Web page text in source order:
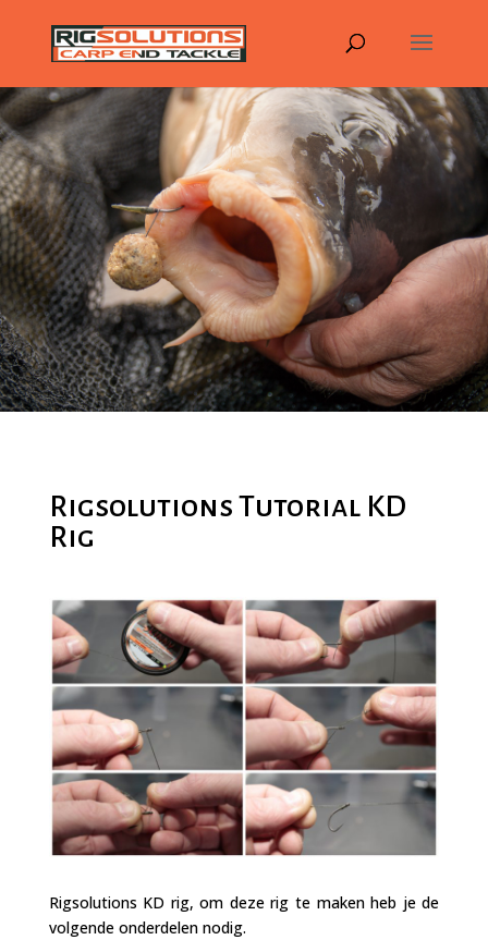
Rigsolutions Tutorial KD
Rig
Rigsolutions KD rig, om deze rig te maken heb je de
volgende onderdelen nodig.